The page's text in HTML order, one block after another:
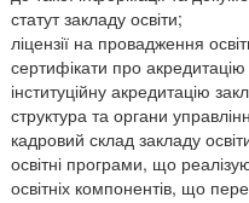
статут закладу освіти;
ліцензії на провадження
сертифікати про
інституційну акредитацію
структура та органи
кадровий склад закладу
освітні програми, що
освітніх компонентів, що